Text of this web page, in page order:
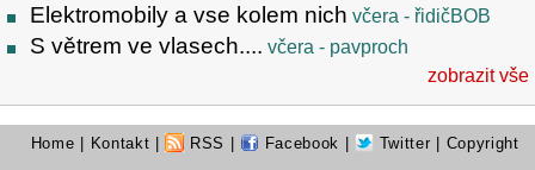
Elektromobily a vse kolem nich včera - řidičBOB
S větrem ve vlasech.... včera - pavproch
zobrazit vše
Home Kontakt RSS Facebook Twitter | Copyright